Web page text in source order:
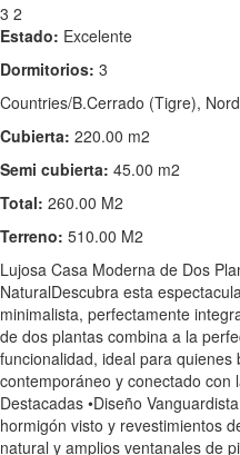
3 2
Estado: Excelente
Dormitorios: 3
Countries/B.Cerrado (Tigre),
Cubierta: 220.00 m2
Semi cubierta: 45.00 m2
Total: 260.00 M2
Terreno: 510.00 M2
Lujosa Casa Moderna de Dos
NaturalDescubra esta
minimalista, perfectamente
de dos plantas combina a la
funcionalidad, ideal para quienes
contemporáneo y conectado con
Destacadas •Diseño
hormigón visto y revestimientos
natural y amplios ventanales de